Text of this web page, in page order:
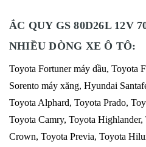
ẮC QUY GS 80D26L 12V
NHIỀU DÒNG XE Ô TÔ:
Toyota Fortuner máy dầu, Toyota
Sorento máy xăng, Hyundai
Toyota Alphard, Toyota Prado,
Toyota Camry, Toyota Highlander,
Crown, Toyota Previa, Toyota